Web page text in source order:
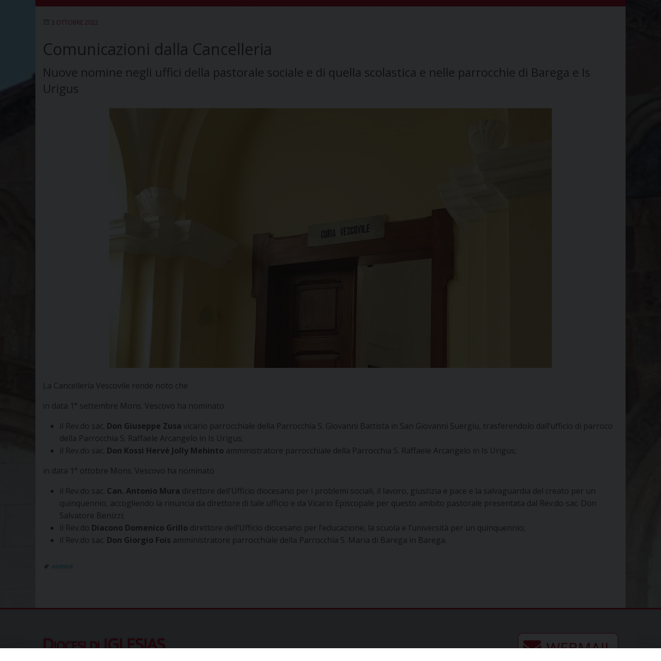
3 OTTOBRE 2022
Comunicazioni dalla Cancelleria
Nuove nomine negli uffici della pastorale sociale e di quella scolastica e nelle parrocchie di Barega e Is
Urigus
La Cancelleria Vescovile rende noto che
in data 1° settembre Mons. Vescovo ha nominato
il Rev.do sac. Don Giuseppe Zusa vicario parrocchiale della Parrocchia S. Giovanni Battista in San Giovanni Suergiu, trasferendolo dall’ufficio di parroco
della Parrocchia S. Raffaele Arcangelo in Is Urigus;
il Rev.do sac. Don Kossi Hervé Jolly Mehinto amministratore parrocchiale della Parrocchia S. Raffaele Arcangelo in Is Urigus;
in data 1° ottobre Mons. Vescovo ha nominato
il Rev.do sac. Can. Antonio Mura direttore dell’Ufficio diocesano per i problemi sociali, il lavoro, giustizia e pace e la salvaguardia del creato per un
quinquennio, accogliendo la rinuncia da direttore di tale ufficio e da Vicario Episcopale per questo ambito pastorale presentata dal Rev.do sac. Don
Salvatore Benizzi;
il Rev.do Diacono Domenico Grillo direttore dell’Ufficio diocesano per l’educazione, la scuola e l’università per un quinquennio;
il Rev.do sac. Don Giorgio Fois amministratore parrocchiale della Parrocchia S. Maria di Barega in Barega.
nomine
Diocesi di IGLESIAS